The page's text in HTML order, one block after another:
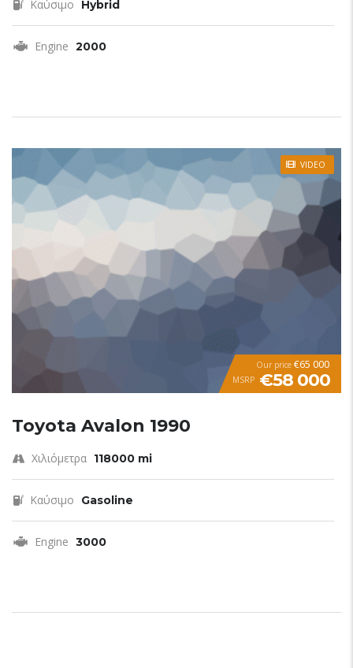
Καύσιμο Hybrid
Engine 2000
VIDEO
Our price €65 000
MSRP €58 000
Toyota Avalon 1990
Χιλιόμετρα 118000 mi
Καύσιμο Gasoline
Engine 3000